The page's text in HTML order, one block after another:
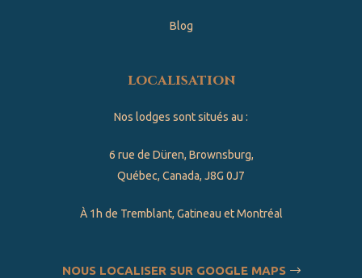
Blog
localisation
Nos lodges sont situés au :
6 rue de Düren, Brownsburg,
Québec, Canada, J8G 0J7
À 1h de Tremblant, Gatineau et Montréal
NOUS LOCALISER SUR GOOGLE MAPS